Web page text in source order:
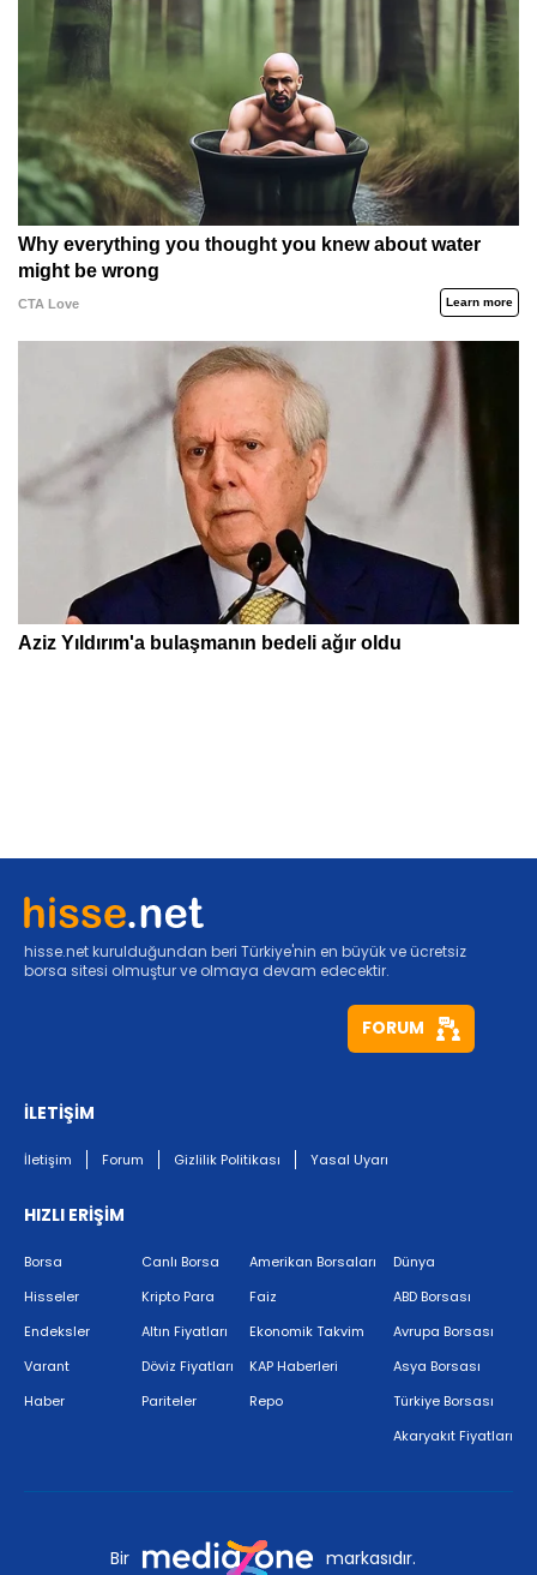
hisse.net kurulduğundan beri Türkiye'nin en büyük ve ücretsiz
borsa sitesi olmuştur ve olmaya devam edecektir.
FORUM
İLETİŞİM
İletişim Forum Gizlilik Politikası Yasal Uyarı
HIZLI ERİŞİM
Borsa
Hisseler
Endeksler
Varant
Haber
Canlı Borsa
Kripto Para
Altın Fiyatları
Döviz Fiyatları
Pariteler
Amerikan Borsaları
Faiz
Ekonomik Takvim
KAP Haberleri
Repo
Dünya
ABD Borsası
Avrupa Borsası
Asya Borsası
Türkiye Borsası
Akaryakıt Fiyatları
Bir markasıdır.